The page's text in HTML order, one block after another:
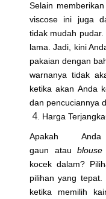
Selain
viscose ini juga
tidak mudah
lama. Jadi, kini
pakaian dengan
warnanya tidak
ketika akan Anda
dan pencuciannya
Harga
Apakah
gaun ataublouse
kocek dalam?
pilihan yang tepat.
ketika memilih